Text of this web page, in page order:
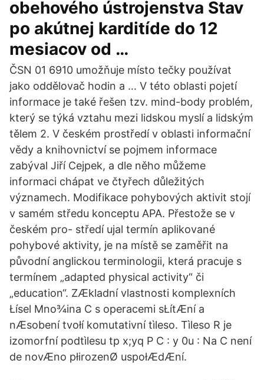
obehového ústrojenstva Stav
po akútnej karditíde do 12
mesiacov od …
ČSN 01 6910 umožňuje místo tečky používat
jako oddělovač hodin a … V této oblasti pojetí
informace je také řešen tzv. mind-body problém,
který se týká vztahu mezi lidskou myslí a lidským
tělem 2. V českém prostředí v oblasti informační
vědy a knihovnictví se pojmem informace
zabýval Jiří Cejpek, a dle něho můžeme
informaci chápat ve čtyřech důležitých
významech. Modifikace pohybových aktivit stojí
v samém středu konceptu APA. Přestože se v
českém pro- středí ujal termín aplikované
pohybové aktivity, je na místě se zaměřit na
původní anglickou terminologii, která pracuje s
termínem „adapted physical activity“ či
„education“. ZÆkladní vlastnosti komplexních
Łísel Mno¾ina C s operacemi sŁítÆní a
nÆsobení tvołí komutativní tìleso. Tìleso R je
izomorfní podtìlesu tp x;yq P C : y 0u : Na C není
de novÆno płirozenØ uspołÆdÆní.